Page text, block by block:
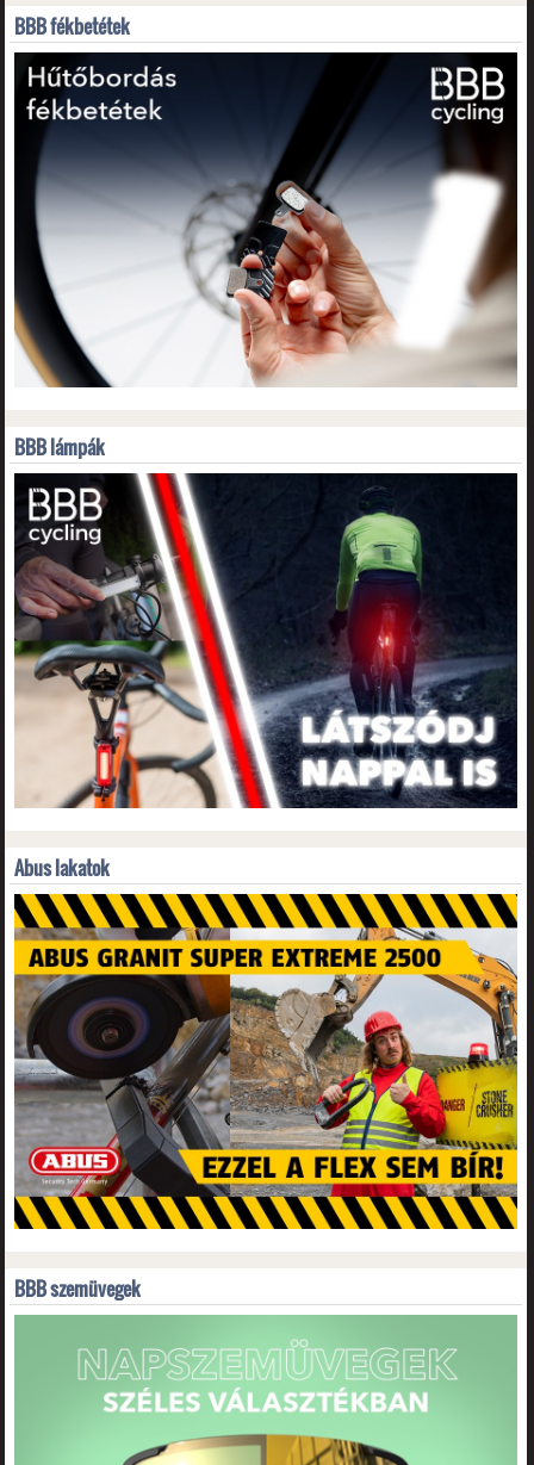
BBB fékbetétek
BBB lámpák
Abus lakatok
BBB szemüvegek